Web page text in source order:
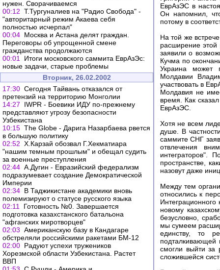
нужен. Сворачиваемся
00:12 Т.Тургуналиев на "Радио Свобода" -
"авторитарный режим Акаева себя
полностью исчерпал"
00:04 Москва и Астана делят граждан.
Переговоры об упрощенной смене
гражданства продолжаются
00:01
Итоги московского саммита ЕврАзЭс:
новые задачи, старые проблемы
Вторник, 26.02.2002
17:30 Сегодня Тайвань отказался от
претензий на территорию Монголии
14:27
IWPR - Боевики ИДУ по-прежнему
представляют угрозу безопасности
Узбекистана
10:15 The Globe - Дарига Назарбаева рвется
в большую политику
02:52 Х.Карзай обозвал Г.Хекматиара
"нашим темным прошлым" и обещал судить
за военные преступления
02:44 А.Дугин - Евразийский федерализм
подразумевает создание Демократической
Империи
02:34 В Таджикистане академики вновь
полемизируют о статусе русского языка
02:11
Готовность №0. Завершается
подготовка казахстанского батальона
"афганских миротворцев"
02:03 Американскую базу в Кандагаре
обстреляли российскими ракетами БМ-12
02:00 Радуют успехи тружеников
Хорезмской области Узбекистана. Растет
ВВП
ЕврАзЭС в
Он напомнил,
потому в
На той же
расширение этой
заявили о
Кучма по
Украина может
Молдавии
участвовать в
Молдавия не
время. Как
ЕврАзЭС.
Хотя не всем
душе. В
саммите СНГ
отвлечения
интеграторов".
пространстве,
назовут даже
Между тем
относились к
новому
безусловно,
мы сумеем
единству, то
подталкивающей
смогли выйти за
сложившейся